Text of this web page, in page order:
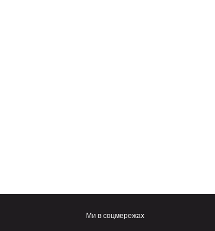
Ми в соцмережах